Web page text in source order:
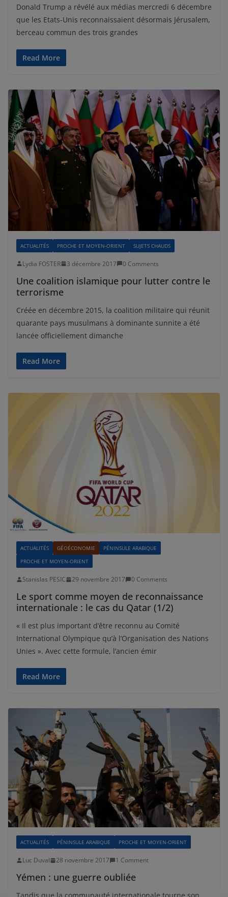
Donald Trump a révélé aux médias mercredi 6 décembre
que les Etats-Unis reconnaissaient désormais Jérusalem,
berceau commun des trois grandes
Read More
ACTUALITÉS PROCHE ET MOYEN-ORIENT SUJETS CHAUDS
Lydia FOSTER 3 décembre 2017 0 Comments
Une coalition islamique pour lutter contre le
terrorisme
Créée en décembre 2015, la coalition militaire qui réunit
quarante pays musulmans à dominante sunnite a été
lancée officiellement dimanche
Read More
ACTUALITÉS GÉOÉCONOMIE
PÉNINSULE ARABIQUE
PROCHE ET MOYEN-ORIENT
Stanislas PESIC 29 novembre 2017 0 Comments
Le sport comme moyen de reconnaissance
internationale : le cas du Qatar (1/2)
« Il est plus important d’être reconnu au Comité
International Olympique qu’à l’Organisation des Nations
Unies ». Avec cette formule, l’ancien émir
Read More
ACTUALITÉS PÉNINSULE ARABIQUE PROCHE ET MOYEN-ORIENT
Luc Duval 28 novembre 2017 1 Comment
Yémen : une guerre oubliée